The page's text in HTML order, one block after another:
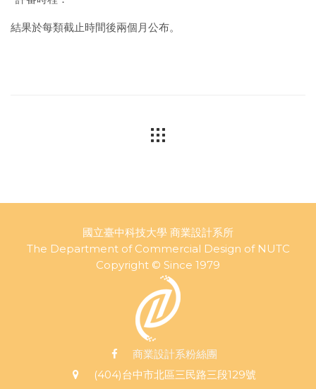
結果於每類截止時間後兩個月公布。
國立臺中科技大學 商業設計系所
The Department of Commercial Design of NUTC
Copyright © Since 1979
商業設計系粉絲團
(404)台中市北區三民路三段129號